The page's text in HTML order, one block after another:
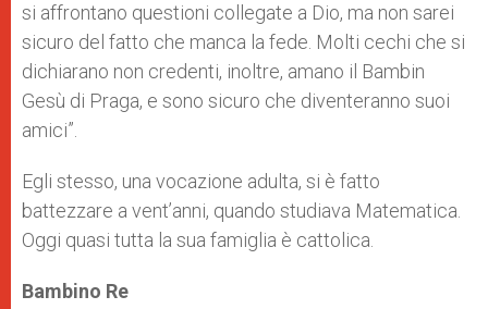
si affrontano questioni collegate a Dio, ma non sarei
sicuro del fatto che manca la fede. Molti cechi che si
dichiarano non credenti, inoltre, amano il Bambin
Gesù di Praga, e sono sicuro che diventeranno suoi
amici”.
Egli stesso, una vocazione adulta, si è fatto
battezzare a vent’anni, quando studiava Matematica.
Oggi quasi tutta la sua famiglia è cattolica.
Bambino Re